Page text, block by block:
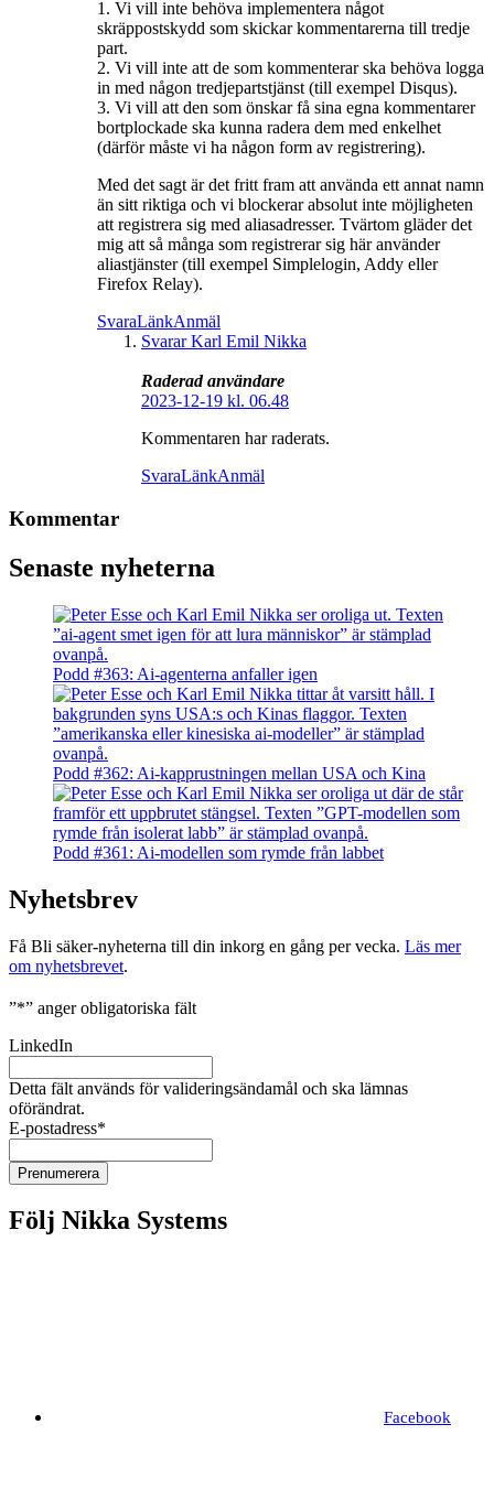
1. Vi vill inte behöva implementera något
skräppostskydd som skickar kommentarerna till tredje
part.
2. Vi vill inte att de som kommenterar ska behöva logga
in med någon tredjepartstjänst (till exempel Disqus).
3. Vi vill att den som önskar få sina egna kommentarer
bortplockade ska kunna radera dem med enkelhet
(därför måste vi ha någon form av registrering).
Med det sagt är det fritt fram att använda ett annat namn
än sitt riktiga och vi blockerar absolut inte möjligheten
att registrera sig med aliasadresser. Tvärtom gläder det
mig att så många som registrerar sig här använder
aliastjänster (till exempel Simplelogin, Addy eller
Firefox Relay).
SvaraLänkAnmäl
Svarar Karl Emil Nikka
Raderad användare
2023-12-19 kl. 06.48
Kommentaren har raderats.
SvaraLänkAnmäl
Kommentar
Senaste nyheterna
Podd #363: Ai-agenterna anfaller igen
Podd #362: Ai-kapprustningen mellan USA och Kina
Podd #361: Ai-modellen som rymde från labbet
Nyhetsbrev
Få Bli säker-nyheterna till din inkorg en gång per vecka. Läs mer
om nyhetsbrevet.
”*” anger obligatoriska fält
LinkedIn
Detta fält används för valideringsändamål och ska lämnas
oförändrat.
E-postadress*
Följ Nikka Systems
Facebook